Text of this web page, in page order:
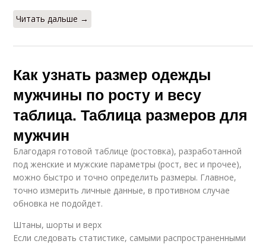
Читать дальше →
Как узнать размер одежды
мужчины по росту и весу
таблица. Таблица размеров для
мужчин
Благодаря готовой таблице (ростовка), разработанной
под женские и мужские параметры (рост, вес и прочее),
можно быстро и точно определить размеры. Главное,
точно измерить личные данные, в противном случае
обновка не подойдет.
Штаны, шорты и верх
Если следовать статистике, самыми распространенными